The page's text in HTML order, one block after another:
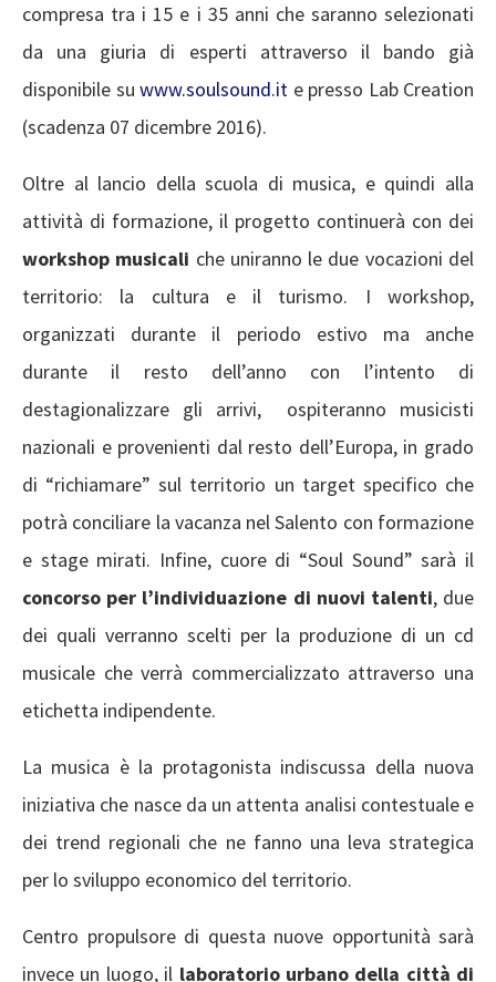
compresa tra i 15 e i 35 anni che saranno selezionati
da una giuria di esperti attraverso il bando già
disponibile su www.soulsound.it e presso Lab Creation
(scadenza 07 dicembre 2016).
Oltre al lancio della scuola di musica, e quindi alla
attività di formazione, il progetto continuerà con dei
workshop musicali che uniranno le due vocazioni del
territorio: la cultura e il turismo. I workshop,
organizzati durante il periodo estivo ma anche
durante il resto dell’anno con l’intento di
destagionalizzare gli arrivi, ospiteranno musicisti
nazionali e provenienti dal resto dell’Europa, in grado
di “richiamare” sul territorio un target specifico che
potrà conciliare la vacanza nel Salento con formazione
e stage mirati. Infine, cuore di “Soul Sound” sarà il
concorso per l’individuazione di nuovi talenti, due
dei quali verranno scelti per la produzione di un cd
musicale che verrà commercializzato attraverso una
etichetta indipendente.
La musica è la protagonista indiscussa della nuova
iniziativa che nasce da un attenta analisi contestuale e
dei trend regionali che ne fanno una leva strategica
per lo sviluppo economico del territorio.
Centro propulsore di questa nuove opportunità sarà
invece un luogo, il laboratorio urbano della città di